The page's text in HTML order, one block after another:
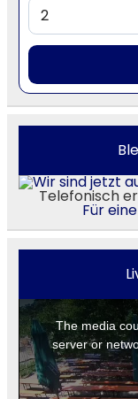
Telefonisch
Für